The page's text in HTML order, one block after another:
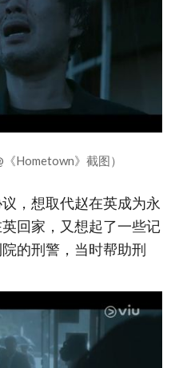
Hometown》截图）
，想取代赵在英成为永
回家，又想起了一些记
的刑警，当时帮助刑